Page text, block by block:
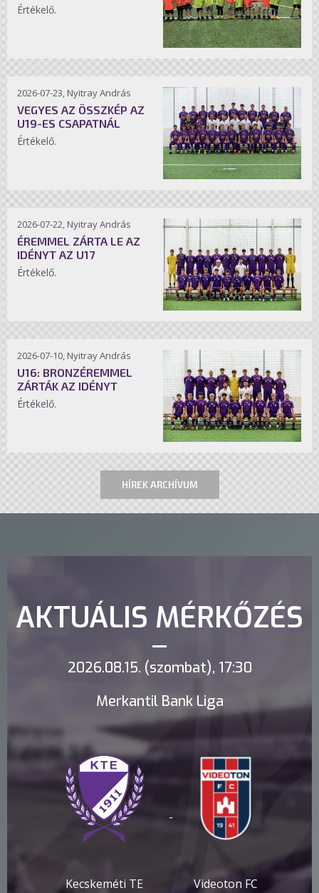
Értékelő.
2026-07-23, Nyitray András
VEGYES AZ ÖSSZKÉP AZ
U19-ES CSAPATNÁL
Értékelő.
2026-07-22, Nyitray András
ÉREMMEL ZÁRTA LE AZ
IDÉNYT AZ U17
Értékelő.
2026-07-10, Nyitray András
U16: BRONZÉREMMEL
ZÁRTÁK AZ IDÉNYT
Értékelő.
HÍREK ARCHÍVUM
AKTUÁLIS MÉRKŐZÉS
2026.08.15. (szombat), 17:30
Merkantil Bank Liga
Kecskeméti TE
-
Videoton FC